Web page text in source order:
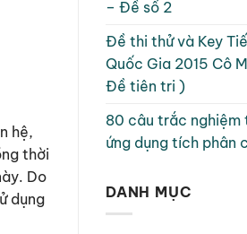
hệ,
thời
Do
dụng
– Đề số 2
Đề thi thử và Key
Quốc Gia 2015 Cô
Đề tiên tri )
80 câu trắc nghiệm
ứng dụng tích phân
DANH MỤC